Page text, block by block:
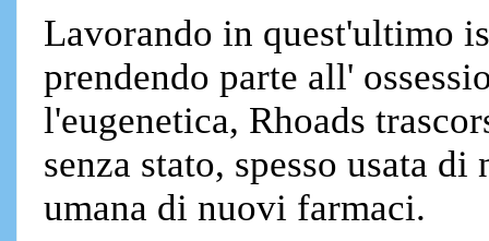
Lavorando in quest'ultimo
prendendo parte all'
l'eugenetica, Rhoads
senza stato, spesso usata
umana di nuovi farmaci.